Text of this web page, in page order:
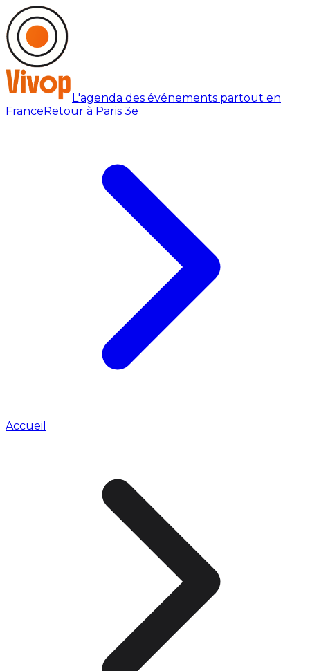
L'agenda des événements partout en
FranceRetour à Paris 3e
Accueil